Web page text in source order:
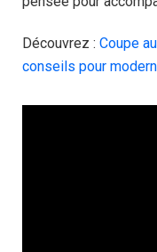
Découvrez : Coupe
conseils pour